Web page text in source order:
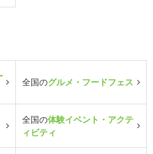
全国のグルメ・フードフェス
全国の体験イベント・アクテ
ィビティ